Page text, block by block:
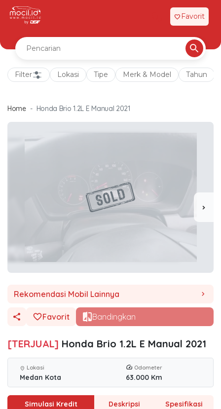
favorite Favorit
Filter Lokasi Tipe Merk & Model Tahun
Home Honda Brio 1.2L E Manual 2021
chevron_right
Rekomendasi Mobil Lainnya chevron_right
Favorit Bandingkan
[TERJUAL] Honda Brio 1.2L E Manual 2021
location_on Lokasi
Medan Kota
Odometer
63.000 Km
Simulasi Kredit Deskripsi Spesifikasi